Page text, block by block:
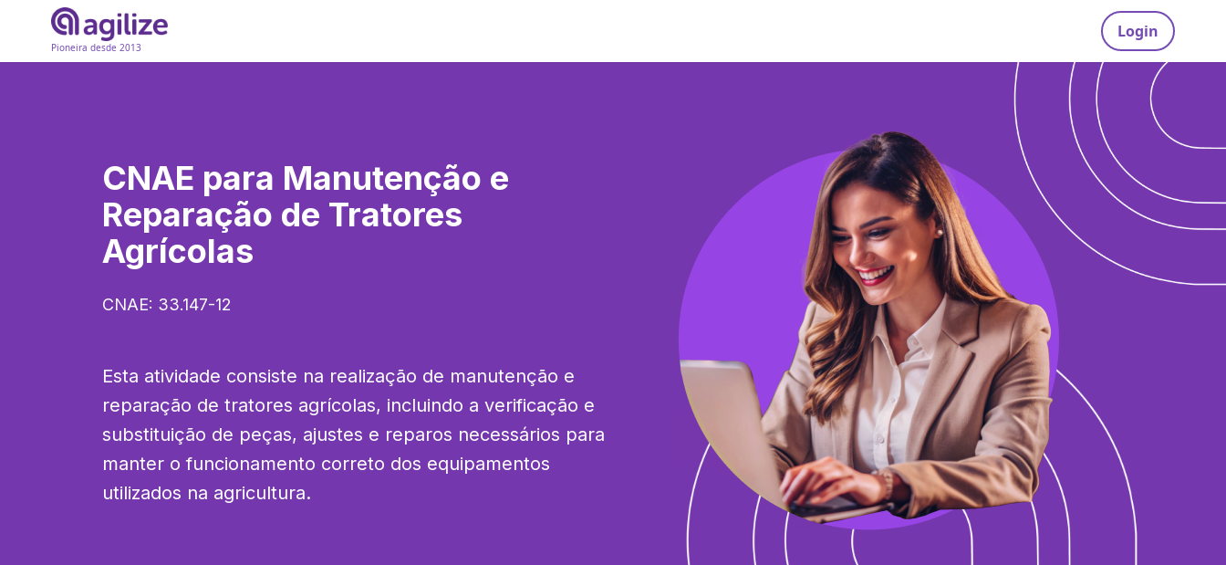
Pioneira desde 2013
Login
CNAE para Manutenção e
Reparação de Tratores
Agrícolas
CNAE: 33.147-12
Esta atividade consiste na realização de manutenção e
reparação de tratores agrícolas, incluindo a verificação e
substituição de peças, ajustes e reparos necessários para
manter o funcionamento correto dos equipamentos
utilizados na agricultura.